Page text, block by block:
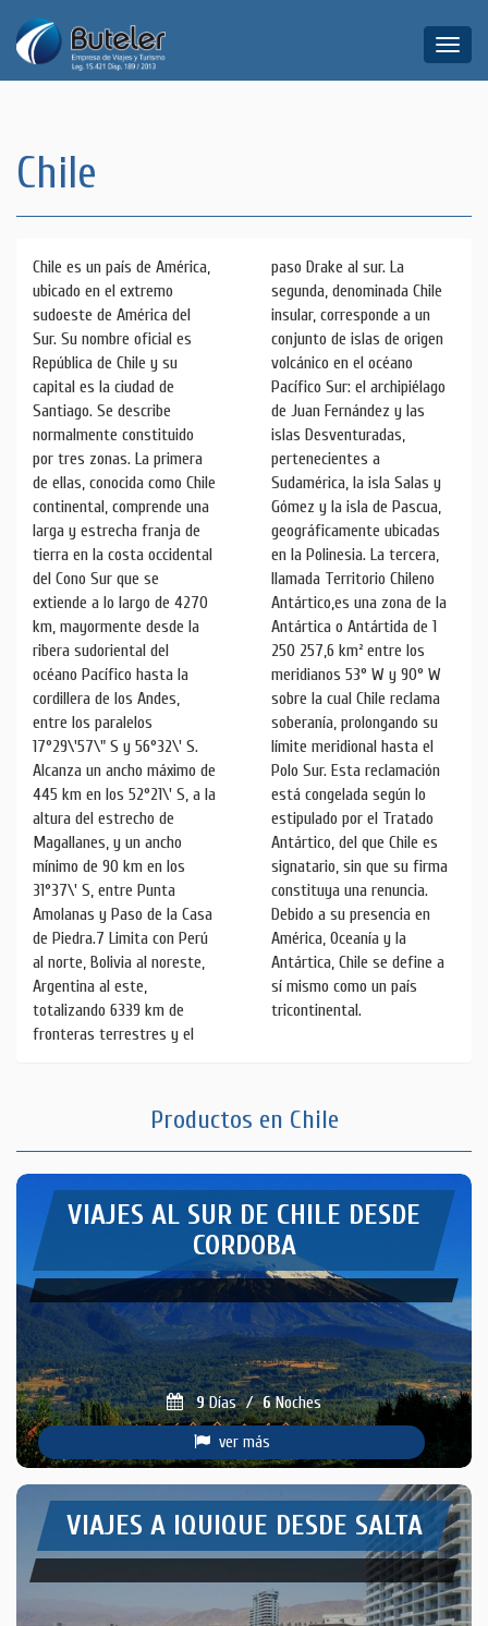
Toggle
Chile
Chile es un país de América,
ubicado en el extremo
sudoeste de América del
Sur. Su nombre oficial es
República de Chile y su
capital es la ciudad de
Santiago. Se describe
normalmente constituido
por tres zonas. La primera
de ellas, conocida como Chile
continental, comprende una
larga y estrecha franja de
tierra en la costa occidental
del Cono Sur que se
extiende a lo largo de 4270
km, mayormente desde la
ribera sudoriental del
océano Pacífico hasta la
cordillera de los Andes,
entre los paralelos
17°29\'57\" S y 56°32\' S.
Alcanza un ancho máximo de
445 km en los 52°21\' S, a la
altura del estrecho de
Magallanes, y un ancho
mínimo de 90 km en los
31°37\' S, entre Punta
Amolanas y Paso de la Casa
de Piedra.7 Limita con Perú
al norte, Bolivia al noreste,
Argentina al este,
totalizando 6339 km de
fronteras terrestres y el
paso Drake al sur. La
segunda, denominada Chile
insular, corresponde a un
conjunto de islas de origen
volcánico en el océano
Pacífico Sur: el archipiélago
de Juan Fernández y las
islas Desventuradas,
pertenecientes a
Sudamérica, la isla Salas y
Gómez y la isla de Pascua,
geográficamente ubicadas
en la Polinesia. La tercera,
llamada Territorio Chileno
Antártico,es una zona de la
Antártica o Antártida de 1
250 257,6 km² entre los
meridianos 53° W y 90° W
sobre la cual Chile reclama
soberanía, prolongando su
límite meridional hasta el
Polo Sur. Esta reclamación
está congelada según lo
estipulado por el Tratado
Antártico, del que Chile es
signatario, sin que su firma
constituya una renuncia.
Debido a su presencia en
América, Oceanía y la
Antártica, Chile se define a
sí mismo como un país
tricontinental.
Productos en Chile
VIAJES AL SUR DE CHILE DESDE
CORDOBA
9Días / 6Noches
ver más
VIAJES A IQUIQUE DESDE SALTA